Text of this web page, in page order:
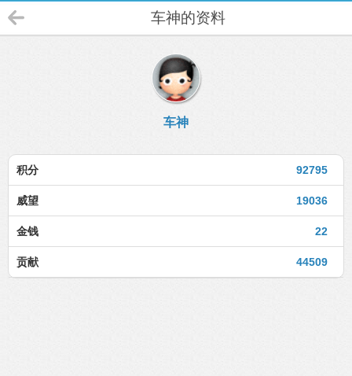
车神的资料
车神
92795
积分
19036
威望
22
金钱
44509
贡献